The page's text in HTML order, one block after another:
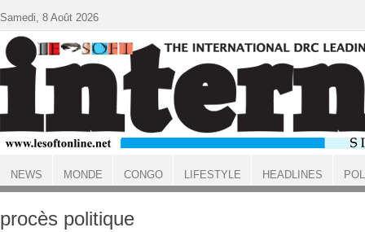
ACCUEIL
procès politique
Samedi, 8 Août 2026
NEWS MONDE CONGO LIFESTYLE HEADLINES